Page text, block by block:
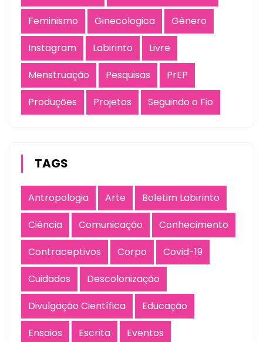
Feminismo
Ginecologica
Gênero
Instagram
Labirinto
Livre
Menstruação
Pesquisas
PrEP
Produções
Projetos Seguindo o Fio
TAGS
Antropologia Arte
Boletim Labirinto
Ciência
Comunicação
Conhecimento
Contraceptivos
Corpo
Covid-19
Cuidados
Descolonização
Divulgação Científica
Educação
Ensaios
Escrita
Eventos